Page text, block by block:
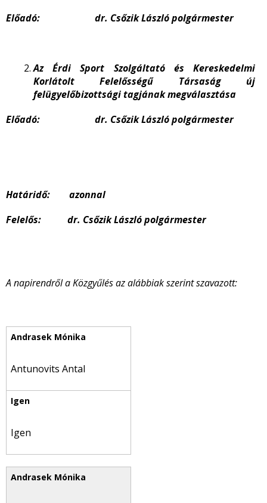
Előadó: dr. Csőzik László polgármester
Az Érdi Sport Szolgáltató és Kereskedelmi
Korlátolt Felelősségű Társaság új
felügyelőbizottsági tagjának megválasztása
Előadó: dr. Csőzik László polgármester
Határidő: azonnal
Felelős: dr. Csőzik László polgármester
A napirendről a Közgyűlés az alábbiak szerint szavazott:
Antunovits Antal
Igen